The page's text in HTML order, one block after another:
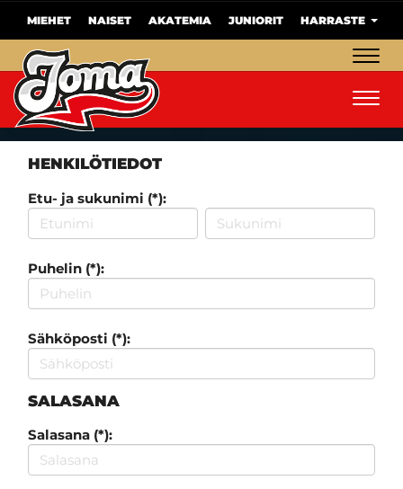
MIEHET NAISET AKATEMIA JUNIORIT HARRASTE
HENKILÖTIEDOT
Etu- ja sukunimi (*):
Puhelin (*):
Sähköposti (*):
SALASANA
Salasana (*):